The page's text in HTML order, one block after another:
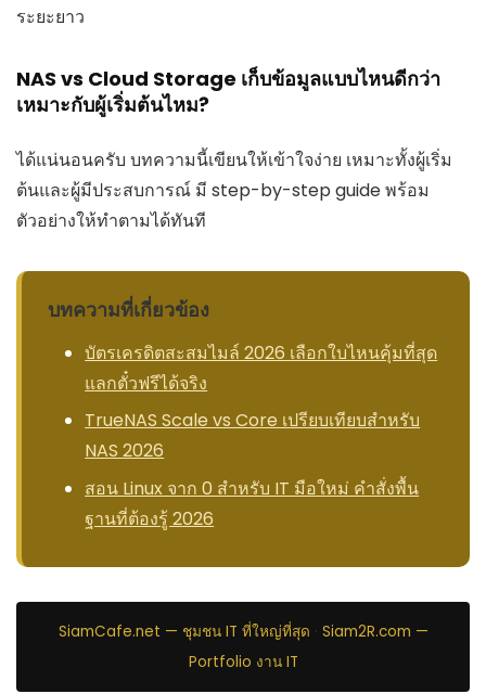
ระยะยาว
NAS vs Cloud Storage เก็บข้อมูลแบบไหนดีกว่า
เหมาะกับผู้เริ่มต้นไหม?
ได้แน่นอนครับ บทความนี้เขียนให้เข้าใจง่าย เหมาะทั้งผู้เริ่ม
ต้นและผู้มีประสบการณ์ มี step-by-step guide พร้อม
ตัวอย่างให้ทำตามได้ทันที
บทความที่เกี่ยวข้อง
บัตรเครดิตสะสมไมล์ 2026 เลือกใบไหนคุ้มที่สุด
แลกตั๋วฟรีได้จริง
TrueNAS Scale vs Core เปรียบเทียบสำหรับ
NAS 2026
สอน Linux จาก 0 สำหรับ IT มือใหม่ คำสั่งพื้น
ฐานที่ต้องรู้ 2026
SiamCafe.net — ชุมชน IT ที่ใหญ่ที่สุด · Siam2R.com —
Portfolio งาน IT